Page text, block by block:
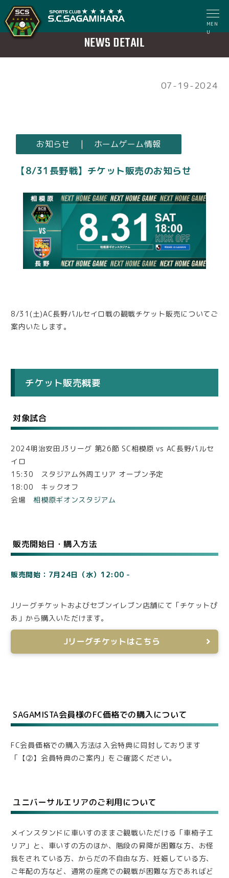
MEN
U
NEWS DETAIL
07-19-2024
お知らせ | ホームゲーム情報
【8/31長野戦】チケット販売のお知らせ
8/31(土)AC長野パルセイロ戦の観戦チケット販売についてご
案内いたします。
チケット販売概要
対象試合
2024明治安田J3リーグ 第26節 SC相模原 vs AC長野パルセ
イロ
15:30 スタジアム外周エリア オープン予定
18:00 キックオフ
会場相模原ギオンスタジアム
販売開始日・購入方法
販売開始：7月24日（水）12:00 -
Jリーグチケットおよびセブンイレブン店舗にて「チケットぴ
あ」から購入いただけます。
Jリーグチケットはこちら
SAGAMISTA会員様のFC価格での購入について
FC会員価格での購入方法は入会特典に同封しております
「【②】会員特典のご案内」をご確認ください。
ユニバーサルエリアのご利用について
メインスタンドに車いすのままご観戦いただける「車椅子エ
リア」と、車いすの方のほか、階段の昇降が困難な方、お怪
我をされている方、からだの不自由な方、妊娠している方、
ご年配の方など、通常の座席での観戦が困難な方であればど